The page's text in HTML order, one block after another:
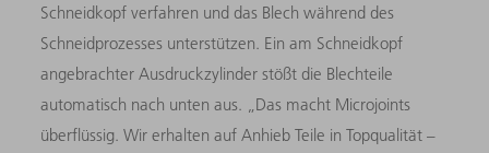
Schneidkopf verfahren und das Blech während des
Schneidprozesses unterstützen. Ein am Schneidkopf
angebrachter Ausdruckzylinder stößt die Blechteile
automatisch nach unten aus. „Das macht Microjoints
überflüssig. Wir erhalten auf Anhieb Teile in Topqualität –